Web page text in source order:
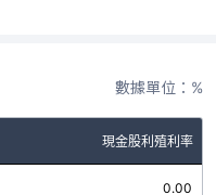
數據單位：%
現金股利殖利率
0.00